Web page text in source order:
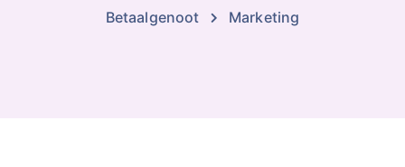
Betaalgenoot Marketing